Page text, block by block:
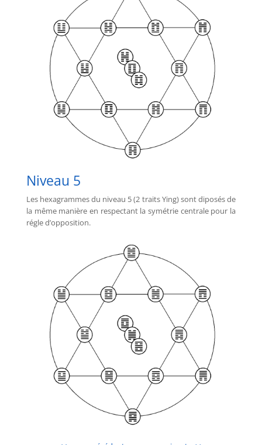
Niveau 5
Les hexagrammes du niveau 5 (2 traits Ying) sont diposés de
la même manière en respectant la symétrie centrale pour la
régle d’opposition.